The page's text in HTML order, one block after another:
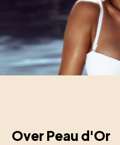
Over Peau d'Or